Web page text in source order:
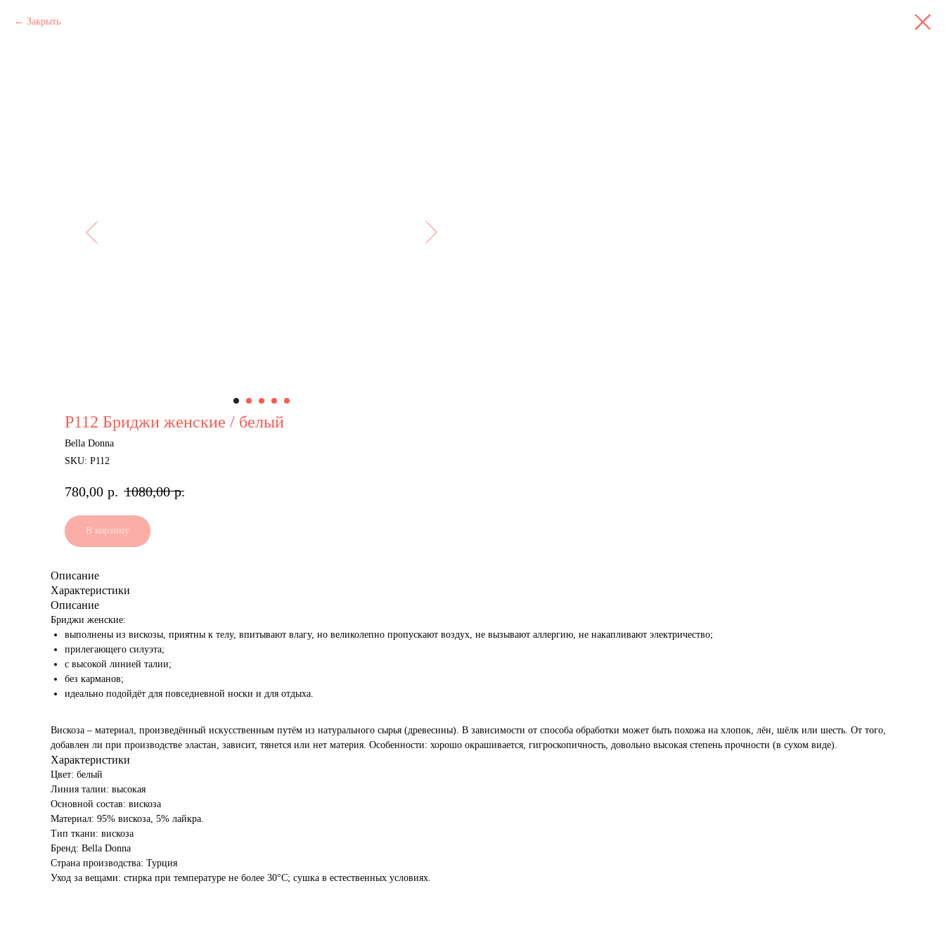
Закрыть
Р112 Бриджи женские / белый
Bella Donna
SKU: Р112
780,00 р. 1080,00 р.
В корзину
Описание
Характеристики
Описание
Бриджи женские:
выполнены из вискозы, приятны к телу, впитывают влагу, но великолепно пропускают воздух, не вызывают аллергию, не накапливают электричество;
прилегающего силуэта;
с высокой линией талии;
без карманов;
идеально подойдёт для повседневной носки и для отдыха.
Вискоза – материал, произведённый искусственным путём из натурального сырья (древесины). В зависимости от способа обработки может быть похожа на хлопок, лён, шёлк или шесть. От того,
добавлен ли при производстве эластан, зависит, тянется или нет материя. Особенности: хорошо окрашивается, гигроскопичность, довольно высокая степень прочности (в сухом виде).
Характеристики
Цвет: белый
Линия талии: высокая
Основной состав: вискоза
Материал: 95% вискоза, 5% лайкра.
Тип ткани: вискоза
Бренд: Bella Donna
Страна производства: Турция
Уход за вещами: стирка при температуре не более 30°C; сушка в естественных условиях.